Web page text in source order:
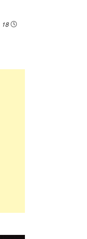
18 באפריל 2023